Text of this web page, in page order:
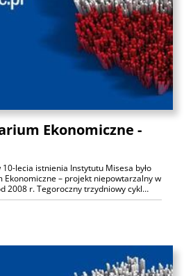
Ekonomiczne -
lecia istnienia Instytutu Misesa było
Ekonomiczne – projekt niepowtarzalny w
2008 r. Tegoroczny trzydniowy cykl…